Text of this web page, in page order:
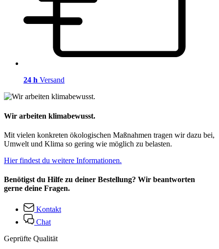
24 h Versand
Wir arbeiten klimabewusst.
Mit vielen konkreten ökologischen Maßnahmen tragen wir dazu bei,
Umwelt und Klima so gering wie möglich zu belasten.
Hier findest du weitere Informationen.
Benötigst du Hilfe zu deiner Bestellung? Wir beantworten
gerne deine Fragen.
Kontakt
Chat
Geprüfte Qualität